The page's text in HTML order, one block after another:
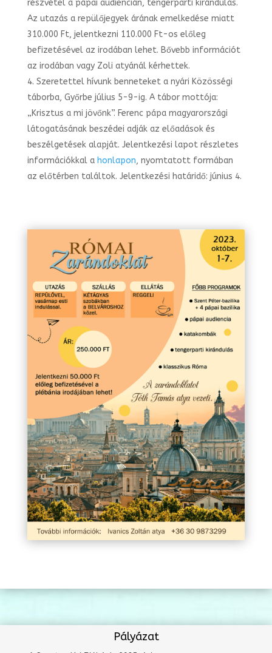
részvétel a pápai audiencián, tengerparti kirándulás.
Az utazás a repülőjegyek árának emelkedése miatt
310.000 Ft, jelentkezni 110.000 Ft-os előleg
befizetésével az irodában lehet. Bővebb információt
az irodában vagy Zoli atyánál kérhettek.
Szeretettel hívunk benneteket a nyári Közösségi
táborba, Győrbe július 5-9-ig. A tábor mottója:
„Krisztus a mi jövőnk”. Ferenc pápa magyarországi
látogatásának beszédei adják az előadások és
beszélgetések alapját. Jelentkezési lapot részletes
információkkal a honlapon, nyomtatott formában
az előtérben találtok. Jelentkezési határidő: június 4.
Pályázat